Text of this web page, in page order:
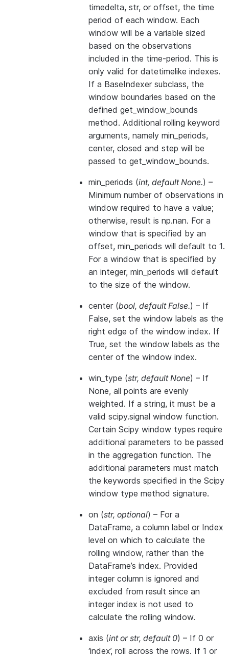
timedelta, str, or offset, the time
period of each window. Each
window will be a variable sized
based on the observations
included in the time-period. This is
only valid for datetimelike indexes.
If a BaseIndexer subclass, the
window boundaries based on the
defined get_window_bounds
method. Additional rolling keyword
arguments, namely min_periods,
center, closed and step will be
passed to get_window_bounds.
min_periods (int, default None.) –
Minimum number of observations in
window required to have a value;
otherwise, result is np.nan. For a
window that is specified by an
offset, min_periods will default to 1.
For a window that is specified by
an integer, min_periods will default
to the size of the window.
center (bool, default False.) – If
False, set the window labels as the
right edge of the window index. If
True, set the window labels as the
center of the window index.
win_type (str, default None) – If
None, all points are evenly
weighted. If a string, it must be a
valid scipy.signal window function.
Certain Scipy window types require
additional parameters to be passed
in the aggregation function. The
additional parameters must match
the keywords specified in the Scipy
window type method signature.
on (str, optional) – For a
DataFrame, a column label or Index
level on which to calculate the
rolling window, rather than the
DataFrame’s index. Provided
integer column is ignored and
excluded from result since an
integer index is not used to
calculate the rolling window.
axis (intorstr, default 0) – If 0 or
‘index’, roll across the rows. If 1 or